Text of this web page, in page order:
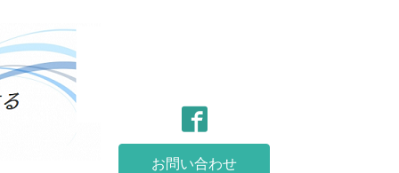
お問い合わせ